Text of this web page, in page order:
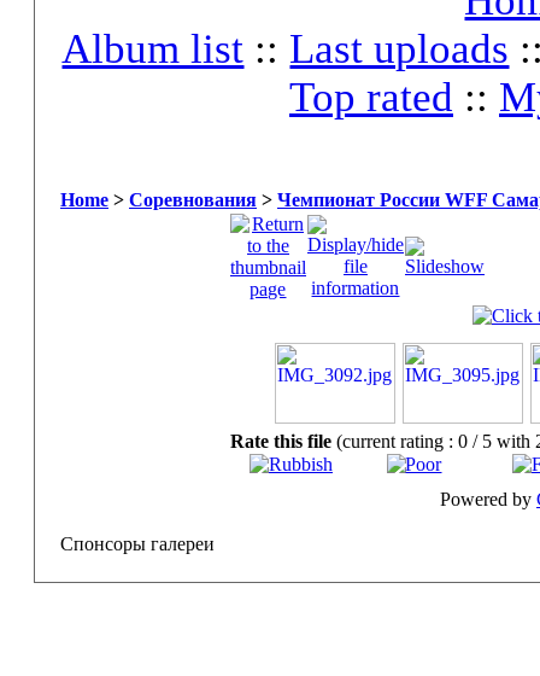
Album list :: Last uploads
Top rated ::
Home > Соревнования > Чемпионат России WFF
Rate this file (current rating : 0 / 5 with
Powered by
Спонсоры галереи